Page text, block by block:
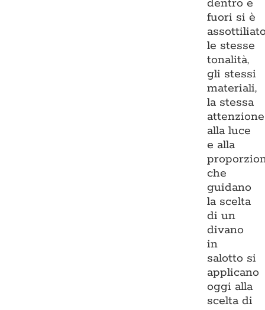
dentro e
fuori si è
le stesse
tonalità,
gli stessi
materiali,
la stessa
attenzione
alla luce
e alla
che
guidano
la scelta
di un
divano
in
salotto si
applicano
oggi alla
scelta di